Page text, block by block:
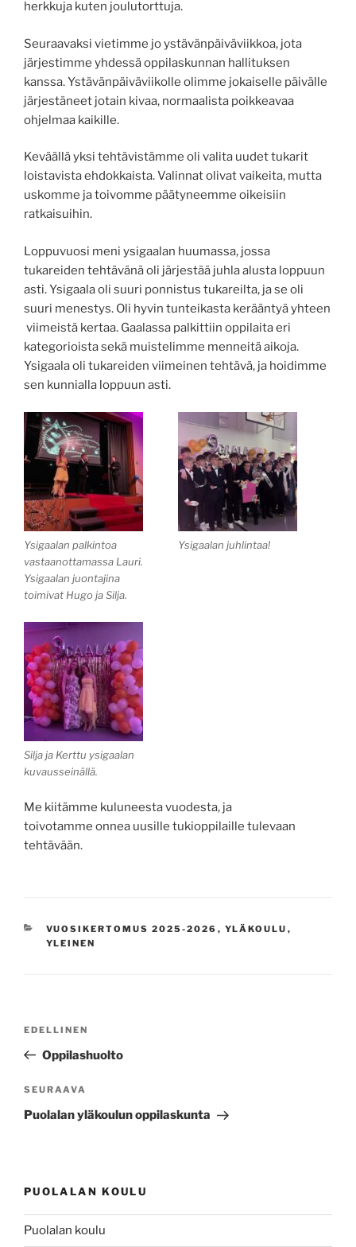
herkkuja kuten joulutorttuja.
Seuraavaksi vietimme jo ystävänpäiväviikkoa, jota
järjestimme yhdessä oppilaskunnan hallituksen
kanssa. Ystävänpäiväviikolle olimme jokaiselle päivälle
järjestäneet jotain kivaa, normaalista poikkeavaa
ohjelmaa kaikille.
Keväällä yksi tehtävistämme oli valita uudet tukarit
loistavista ehdokkaista. Valinnat olivat vaikeita, mutta
uskomme ja toivomme päätyneemme oikeisiin
ratkaisuihin.
Loppuvuosi meni ysigaalan huumassa, jossa
tukareiden tehtävänä oli järjestää juhla alusta loppuun
asti. Ysigaala oli suuri ponnistus tukareilta, ja se oli
suuri menestys. Oli hyvin tunteikasta kerääntyä yhteen
viimeistä kertaa. Gaalassa palkittiin oppilaita eri
kategorioista sekä muistelimme menneitä aikoja.
Ysigaala oli tukareiden viimeinen tehtävä, ja hoidimme
sen kunnialla loppuun asti.
Ysigaalan palkintoa
vastaanottamassa Lauri.
Ysigaalan juontajina
toimivat Hugo ja Silja.
Ysigaalan juhlintaa!
Silja ja Kerttu ysigaalan
kuvausseinällä.
Me kiitämme kuluneesta vuodesta, ja
toivotamme onnea uusille tukioppilaille tulevaan
tehtävään.
KATEGORIAT
VUOSIKERTOMUS 2025-2026 , YLÄKOULU ,
YLEINEN
Edellinen
artikkeli
EDELLINEN
Oppilashuolto
Seuraava
artikkeli
SEURAAVA
Puolalan yläkoulun oppilaskunta
PUOLALAN KOULU
Puolalan koulu